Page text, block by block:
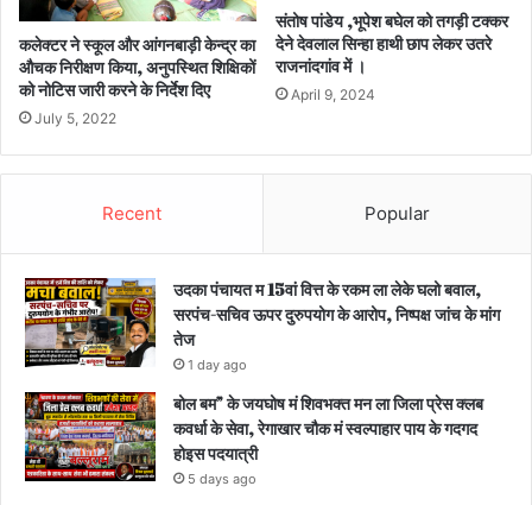
कलेक्टर ने स्कूल और आंगनबाड़ी केन्द्र का
औचक निरीक्षण किया, अनुपस्थित शिक्षिकों
को नोटिस जारी करने के निर्देश दिए
July 5, 2022
संतोष पांडेय ,भूपेश बघेल को तगड़ी टक्कर
देने देवलाल सिन्हा हाथी छाप लेकर उतरे
राजनांदगांव में ।
April 9, 2024
Recent Popular
उदका पंचायत म 15वां वित्त के रकम ला लेके घलो बवाल,
सरपंच-सचिव ऊपर दुरुपयोग के आरोप, निष्पक्ष जांच के मांग
तेज
1 day ago
बोल बम” के जयघोष मं शिवभक्त मन ला जिला प्रेस क्लब
कवर्धा के सेवा, रेगाखार चौक मं स्वल्पाहार पाय के गदगद
होइस पदयात्री
5 days ago